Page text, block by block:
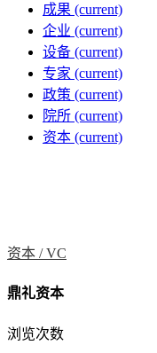
成果 (current)
企业 (current)
设备 (current)
专家 (current)
政策 (current)
院所 (current)
资本 (current)
资本 /VC
鼎礼资本
浏览次数